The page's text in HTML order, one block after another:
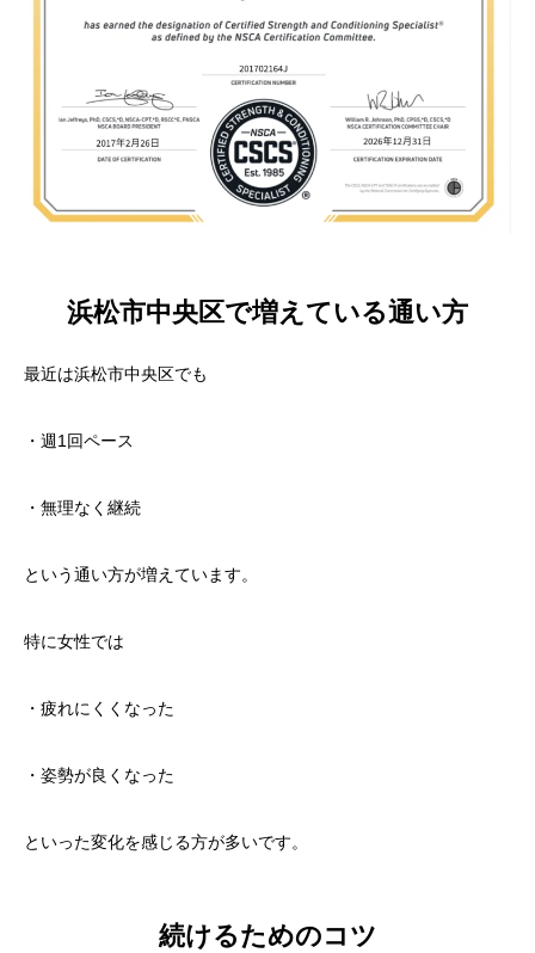
浜松市中央区で増えている通い方
最近は浜松市中央区でも
・週1回ペース
・無理なく継続
という通い方が増えています。
特に女性では
・疲れにくくなった
・姿勢が良くなった
といった変化を感じる方が多いです。
続けるためのコツ